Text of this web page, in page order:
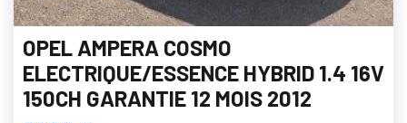
OPEL AMPERA COSMO
ELECTRIQUE/ESSENCE HYBRID 1.4 16V
150CH GARANTIE 12 MOIS 2012